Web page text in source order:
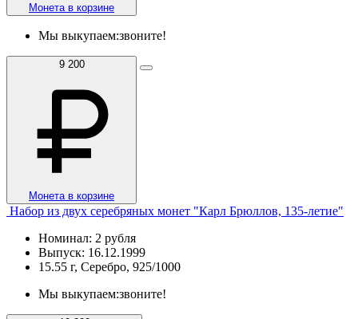
Монета в корзине
Мы выкупаем:звоните!
9 200
Монета в корзине
Набор из двух серебряных монет "Карл Брюллов, 135-летие"
Номинал: 2 рубля
Выпуск: 16.12.1999
15.55 г, Серебро, 925/1000
Мы выкупаем:звоните!